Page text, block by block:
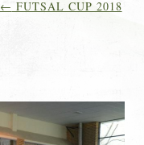
← FUTSAL CUP 2018